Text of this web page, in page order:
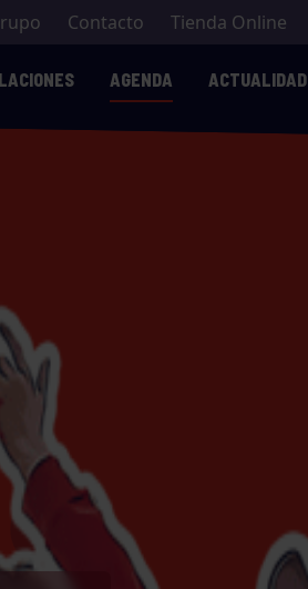
Contacto Tienda Online
AGENDA ACTUALIDAD